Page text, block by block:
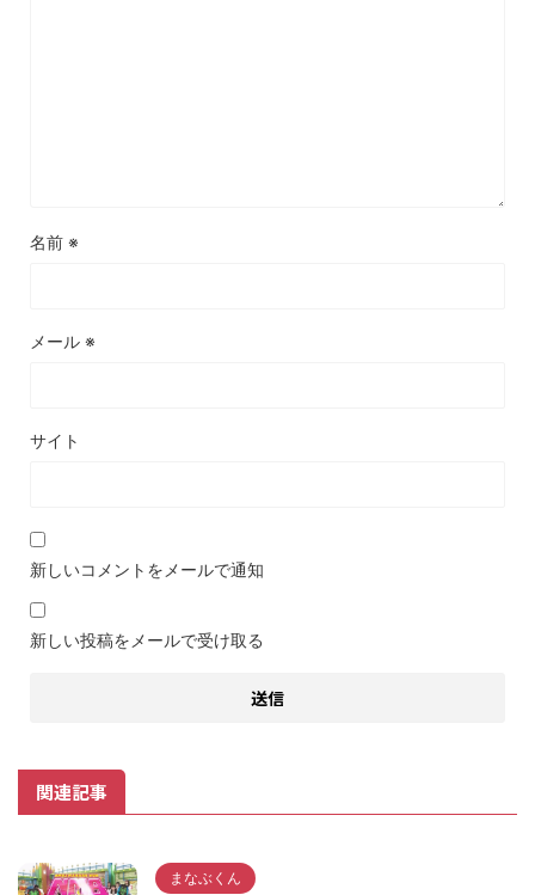
名前 ※
メール ※
サイト
新しいコメントをメールで通知
新しい投稿をメールで受け取る
関連記事
まなぶくん